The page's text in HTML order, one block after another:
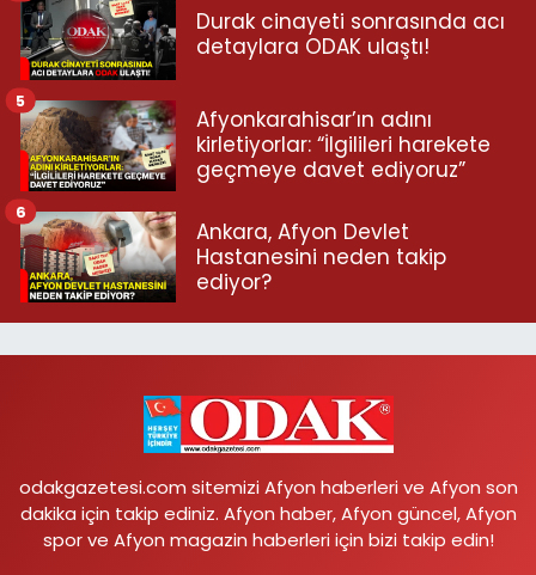
Durak cinayeti sonrasında acı
detaylara ODAK ulaştı!
Afyonkarahisar’ın adını
kirletiyorlar: “İlgilileri harekete
geçmeye davet ediyoruz”
5
Ankara, Afyon Devlet
Hastanesini neden takip
ediyor?
6
odakgazetesi.com sitemizi Afyon haberleri ve Afyon son
dakika için takip ediniz. Afyon haber, Afyon güncel, Afyon
spor ve Afyon magazin haberleri için bizi takip edin!